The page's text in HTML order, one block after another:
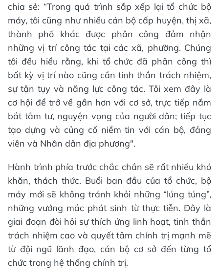
chia sẻ: “Trong quá trình sắp xếp lại tổ chức bộ
máy, tôi cũng như nhiều cán bộ cấp huyện, thị xã,
thành phố khác được phân công đảm nhận
những vị trí công tác tại các xã, phường. Chúng
tôi đều hiểu rằng, khi tổ chức đã phân công thì
bất kỳ vị trí nào cũng cần tinh thần trách nhiệm,
sự tận tụy và năng lực công tác. Tôi xem đây là
cơ hội để trở về gần hơn với cơ sở, trực tiếp nắm
bắt tâm tư, nguyện vọng của người dân; tiếp tục
tạo dựng và củng cố niềm tin với cán bộ, đảng
viên và Nhân dân địa phương".
Hành trình phía trước chắc chắn sẽ rất nhiều khó
khăn, thách thức. Buổi ban đầu của tổ chức, bộ
máy mới sẽ không tránh khỏi những “lúng túng”,
những vướng mắc phát sinh từ thực tiễn. Đây là
giai đoạn đòi hỏi sự thích ứng linh hoạt, tinh thần
trách nhiệm cao và quyết tâm chính trị mạnh mẽ
từ đội ngũ lãnh đạo, cán bộ cơ sở đến từng tổ
chức trong hệ thống chính trị.